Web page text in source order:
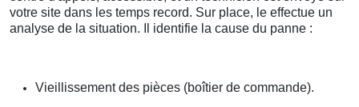
votre site dans les temps record. Sur place, le effectue un
analyse de la situation. Il identifie la cause du panne :
Vieillissement des pièces (boîtier de commande).